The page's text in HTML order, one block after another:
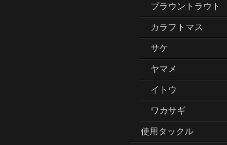
ブラウントラウト
カラフトマス
サケ
ヤマメ
イトウ
ワカサギ
使用タックル